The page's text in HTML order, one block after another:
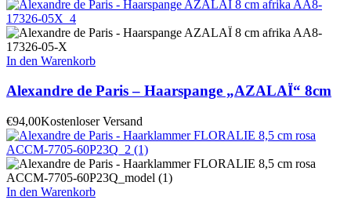
In den Warenkorb
Alexandre de Paris – Haarspange „AZALAÏ“ 8cm
€94,00Kostenloser Versand
In den Warenkorb